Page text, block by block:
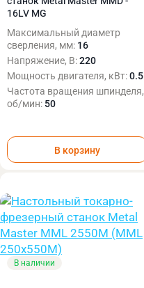
16LV MG
Максимальный диаметр
сверления, мм: 16
Напряжение, В:220
Мощность двигателя, кВт:0.5
Частота вращения шпинделя,
об/мин: 50
В корзину
В наличии